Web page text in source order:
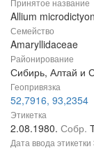
Allium
Семейство
Amaryllidaceae
Районирование
Сибирь, Алтай и
Геопривязка
52,7916, 93,2354
Этикетка
2.08.1980. Собр.
Дата ввода этикетки